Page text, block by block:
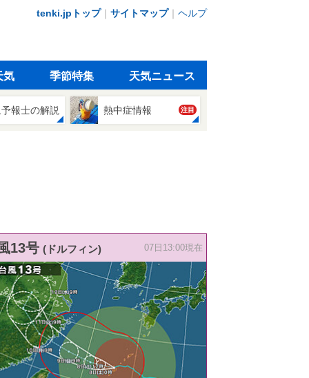
tenki.jpトップ｜ サイトマップ｜ ヘルプ
気 季節特集 天気ニュース
報士の解説 熱中症情報 注目
13号 (ドルフィン) 07日13:00現在